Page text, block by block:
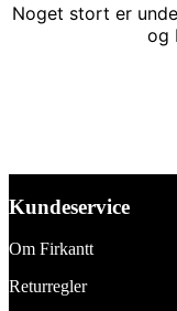
Noget stort er
og
Kundeservice
Om Firkantt
Returregler